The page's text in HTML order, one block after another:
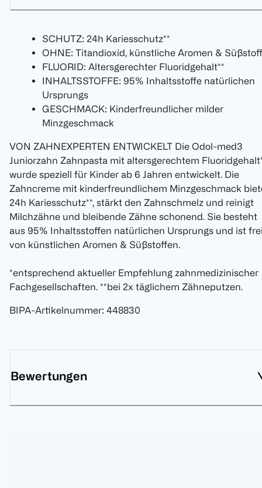
SCHUTZ: 24h Kariesschutz**
OHNE: Titandioxid, künstliche Aromen &
FLUORID: Altersgerechter Fluoridgehalt**
INHALTSSTOFFE: 95% Inhaltsstoffe natürlichen
Ursprungs
GESCHMACK: Kinderfreundlicher milder
Minzgeschmack
VON ZAHNEXPERTEN ENTWICKELT Die Odol-med3
Juniorzahn Zahnpasta mit altersgerechtem
wurde speziell für Kinder ab 6 Jahren entwickelt. Die
Zahncreme mit kinderfreundlichem Minzgeschmack
24h Kariesschutz**, stärkt den Zahnschmelz und reinigt
Milchzähne und bleibende Zähne schonend. Sie besteht
aus 95% Inhaltsstoffen natürlichen Ursprungs und ist
von künstlichen Aromen & Süßstoffen.
*entsprechend aktueller Empfehlung zahnmedizinischer
Fachgesellschaften. **bei 2x täglichem Zähneputzen.
BIPA-Artikelnummer: 448830
Bewertungen